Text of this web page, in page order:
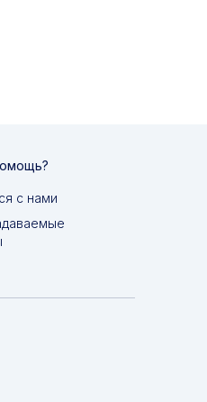
с нами